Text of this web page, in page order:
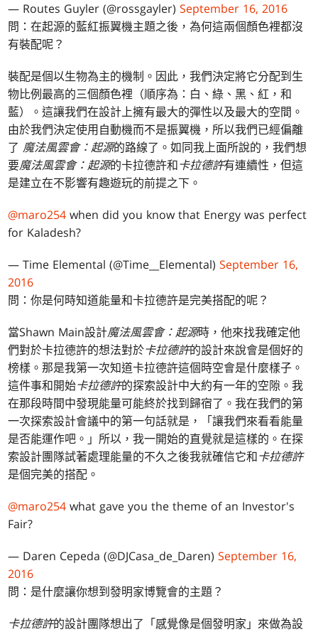
— Routes Guyler (@rossgayler)September 16, 2016
問：在起源的藍紅振翼機主題之後，為何這兩個顏色裡都沒
有裝配呢？
裝配是個以生物為主的機制。因此，我們決定將它分配到生
物比例最高的三個顏色裡（順序為：白、綠、黑、紅，和
藍）。這讓我們在設計上擁有最大的彈性以及最大的空間。
由於我們決定使用自動機而不是振翼機，所以我們已經偏離
了 魔法風雲會：起源的路線了。如同我上面所說的，我們想
要魔法風雲會：起源的卡拉德許和卡拉德許有連續性，但這
是建立在不影響有趣遊玩的前提之下。
@maro254 when did you know that Energy was perfect
for Kaladesh?
— Time Elemental (@Time__Elemental)September 16,
2016
問：你是何時知道能量和卡拉德許是完美搭配的呢？
當Shawn Main設計魔法風雲會：起源時，他來找我確定他
們對於卡拉德許的想法對於卡拉德許的設計來說會是個好的
榜樣。那是我第一次知道卡拉德許這個時空會是什麼樣子。
這件事和開始卡拉德許的探索設計中大約有一年的空隙。我
在那段時間中發現能量可能終於找到歸宿了。我在我們的第
一次探索設計會議中的第一句話就是，「讓我們來看看能量
是否能運作吧。」所以，我一開始的直覺就是這樣的。在探
索設計團隊試著處理能量的不久之後我就確信它和卡拉德許
是個完美的搭配。
@maro254 what gave you the theme of an Investor's
Fair?
— Daren Cepeda (@DJCasa_de_Daren)September 16,
2016
問：是什麼讓你想到發明家博覽會的主題？
卡拉德許的設計團隊想出了「感覺像是個發明家」來做為設